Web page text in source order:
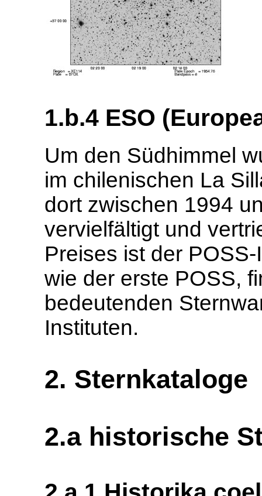
1.b.4 ESO
Um den Südhimmel
im chilenischen La
dort zwischen 1994
vervielfältigt und
Preises ist der
wie der erste POSS,
bedeutenden
Instituten.
2. Sternkataloge
2.a historische